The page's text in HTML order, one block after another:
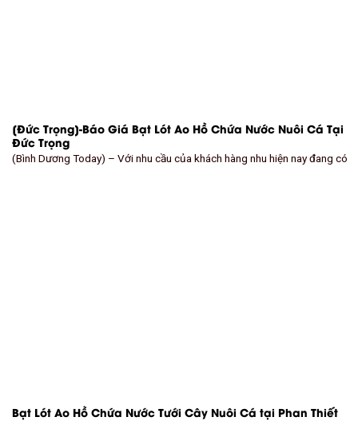
[Đức Trọng]-Báo Giá Bạt Lót Ao Hồ Chứa Nước Nuôi Cá Tại
Đức Trọng
(Bình Dương Today) – Với nhu cầu của khách hàng nhu hiện nay đang có
Bạt Lót Ao Hồ Chứa Nước Tưới Cây Nuôi Cá tại Phan Thiết